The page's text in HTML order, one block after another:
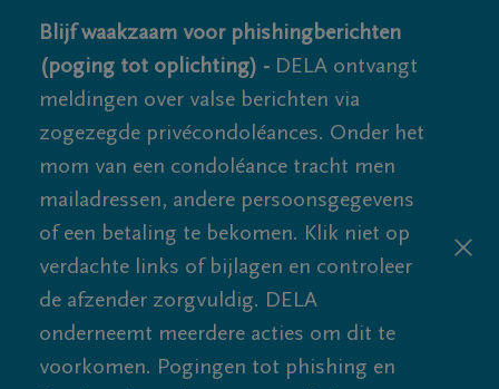
Blijf waakzaam voor phishingberichten
(poging tot oplichting) - DELA ontvangt
meldingen over valse berichten via
zogezegde privécondoléances. Onder het
mom van een condoléance tracht men
mailadressen, andere persoonsgegevens
of een betaling te bekomen. Klik niet op
verdachte links of bijlagen en controleer
de afzender zorgvuldig. DELA
onderneemt meerdere acties om dit te
voorkomen. Pogingen tot phishing en